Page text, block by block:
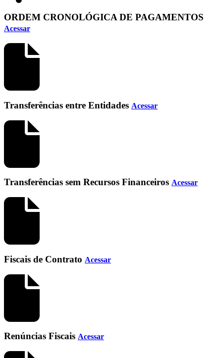
ORDEM CRONOLÓGICA DE PAGAMENTOS
Acessar
Transferências entre Entidades Acessar
Transferências sem Recursos Financeiros Acessar
Fiscais de Contrato Acessar
Renúncias Fiscais Acessar